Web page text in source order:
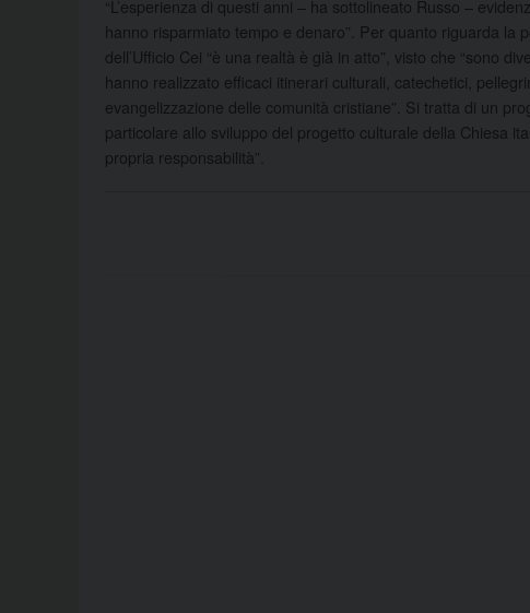
“L’esperienza di questi anni – ha sottolineato Russo –
hanno risparmiato tempo e denaro”. Per quanto riguarda la
dell’Ufficio Cei “è una realtà è già in atto”, visto che “sono
hanno realizzato efficaci itinerari culturali, catechetici,
evangelizzazione delle comunità cristiane”. Si tratta di un
particolare allo sviluppo del progetto culturale della Chiesa
propria responsabilità”.